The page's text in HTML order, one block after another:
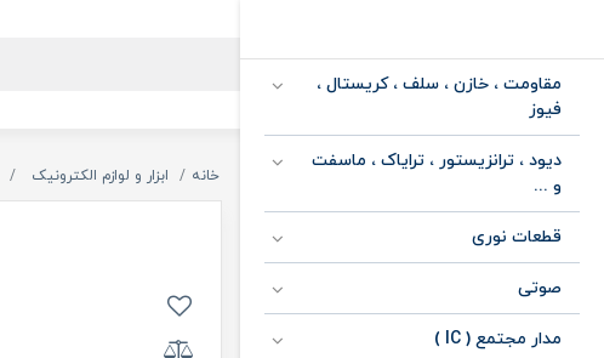
مقاومت ، خازن ، سلف ، کریستال ،
فیوز
دیود ، ترانزیستور ، ترایاک ، ماسفت
و ...
قطعات نوری
صوتی
مدار مجتمع ( IC )
خانه ابزار و لوازم الکترونیک